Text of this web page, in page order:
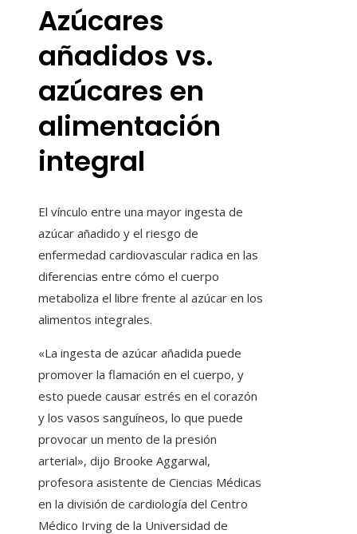
Azúcares
añadidos vs.
azúcares en
alimentación
integral
El vínculo entre una mayor ingesta de
azúcar añadido y el riesgo de
enfermedad cardiovascular radica en las
diferencias entre cómo el cuerpo
metaboliza el libre frente al azúcar en los
alimentos integrales.
«La ingesta de azúcar añadida puede
promover la flamación en el cuerpo, y
esto puede causar estrés en el corazón
y los vasos sanguíneos, lo que puede
provocar un mento de la presión
arterial», dijo Brooke Aggarwal,
profesora asistente de Ciencias Médicas
en la división de cardiología del Centro
Médico Irving de la Universidad de